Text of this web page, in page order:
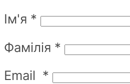
Ім'я *
Фамілія *
Email *